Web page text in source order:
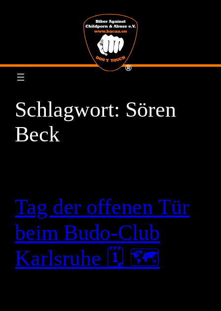
Schlagwort: Sören
Beck
Tag der offenen Tür
beim Budo-Club
Karlsruhe 🗓 🗺